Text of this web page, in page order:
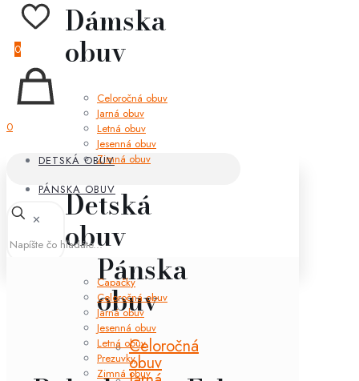
Dámska
obuv
Celoročná obuv
Jarná obuv
Letná obuv
Jesenná obuv
Zimná obuv
PÁNSKA OBUV
Pánska
obuv
Celoročná
obuv
0
0
DETSKÁ OBUV
Detská
obuv
Capačky
Celoročná obuv
Jarná obuv
Jesenná obuv
Letná obuv
Prezuvky
Zimná obuv
✕